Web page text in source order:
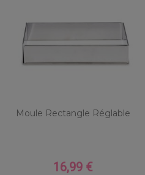
Moule Rectangle Réglable
Prix
16,99 €